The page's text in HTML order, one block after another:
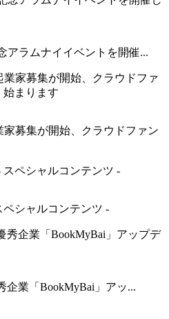
アラムナイイベントを開催...
家募集が開始、クラウドファン
シャルコンテンツ -
企業「BookMyBai」アッ...